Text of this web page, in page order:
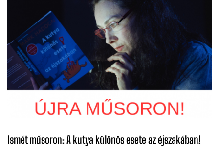
Ismét műsoron: A kutya különös esete az éjszakában!